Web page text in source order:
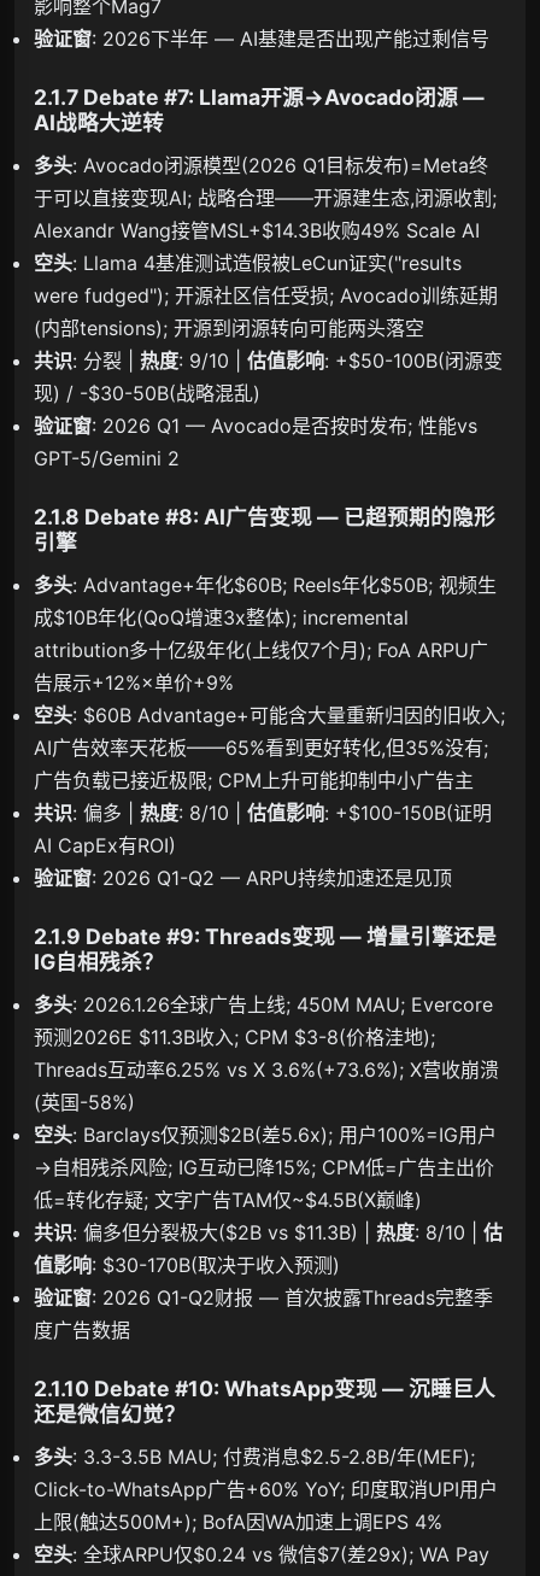
影响整个Mag7
验证窗: 2026下半年 — AI基建是否出现产能过剩信号
2.1.7 Debate #7: Llama开源→Avocado闭源 —
AI战略大逆转
多头: Avocado闭源模型(2026 Q1目标发布)=Meta终
于可以直接变现AI; 战略合理——开源建生态,闭源收割;
Alexandr Wang接管MSL+$14.3B收购49% Scale AI
空头: Llama 4基准测试造假被LeCun证实("results
were fudged"); 开源社区信任受损; Avocado训练延期
(内部tensions); 开源到闭源转向可能两头落空
共识: 分裂 | 热度: 9/10 | 估值影响: +$50-100B(闭源变
现) / -$30-50B(战略混乱)
验证窗: 2026 Q1 — Avocado是否按时发布; 性能vs
GPT-5/Gemini 2
2.1.8 Debate #8: AI广告变现 — 已超预期的隐形
引擎
多头: Advantage+年化$60B; Reels年化$50B; 视频生
成$10B年化(QoQ增速3x整体); incremental
attribution多十亿级年化(上线仅7个月); FoA ARPU广
告展示+12%×单价+9%
空头: $60B Advantage+可能含大量重新归因的旧收入;
AI广告效率天花板——65%看到更好转化,但35%没有;
广告负载已接近极限; CPM上升可能抑制中小广告主
共识: 偏多 | 热度: 8/10 | 估值影响: +$100-150B(证明
AI CapEx有ROI)
验证窗: 2026 Q1-Q2 — ARPU持续加速还是见顶
2.1.9 Debate #9: Threads变现 — 增量引擎还是
IG自相残杀？
多头: 2026.1.26全球广告上线; 450M MAU; Evercore
预测2026E $11.3B收入; CPM $3-8(价格洼地);
Threads互动率6.25% vs X 3.6%(+73.6%); X营收崩溃
(英国-58%)
空头: Barclays仅预测$2B(差5.6x); 用户100%=IG用户
→自相残杀风险; IG互动已降15%; CPM低=广告主出价
低=转化存疑; 文字广告TAM仅~$4.5B(X巅峰)
共识: 偏多但分裂极大($2B vs $11.3B) | 热度: 8/10 | 估
值影响: $30-170B(取决于收入预测)
验证窗: 2026 Q1-Q2财报 — 首次披露Threads完整季
度广告数据
2.1.10 Debate #10: WhatsApp变现 — 沉睡巨人
还是微信幻觉？
多头: 3.3-3.5B MAU; 付费消息$2.5-2.8B/年(MEF);
Click-to-WhatsApp广告+60% YoY; 印度取消UPI用户
上限(触达500M+); BofA因WA加速上调EPS 4%
空头: 全球ARPU仅$0.24 vs 微信$7(差29x); WA Pay